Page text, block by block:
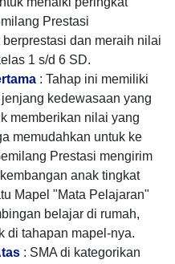
Prestasi
dan meraih nilai
1 s/d 6 SD.
: Tahap ini memiliki
kedewasaan yang
memberikan nilai yang
memudahkan untuk ke
Prestasi mengirim
anak tingkat
Mapel "Mata Pelajaran"
belajar di rumah,
di tahapan mapel-nya.
: SMA di kategorikan